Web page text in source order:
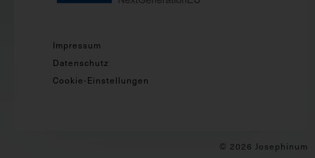
Impressum
Datenschutz
Cookie-Einstellungen
© 2026 Josephinum